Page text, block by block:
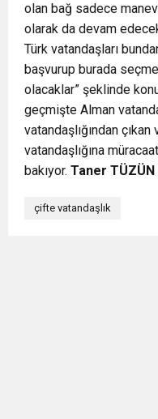
olan bağ sadece
olarak da devam
Türk vatandaşları
başvurup burada
olacaklar” şeklinde
geçmişte Alman
vatandaşlığından
vatandaşlığına
bakıyor. Taner TÜZÜN
çifte vatandaşlık